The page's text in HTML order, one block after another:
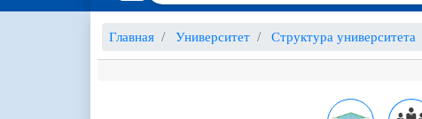
Главная Университет Структура университета